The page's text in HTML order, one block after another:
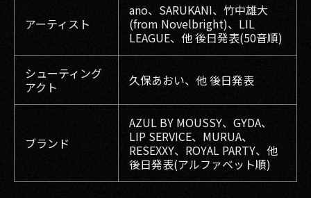
アーティスト
ano、SARUKANI、竹中雄大
(from Novelbright)、LIL
LEAGUE、他 後日発表(50音順)
シューティング
アクト
久保あおい、他 後日発表
ブランド
AZUL BY MOUSSY、GYDA、
LIP SERVICE、MURUA、
RESEXXY、ROYAL PARTY、他
後日発表(アルファベット順)